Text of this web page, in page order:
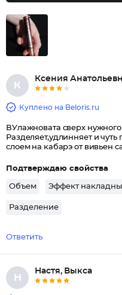
К
Куплено на Beloris.ru
ВУлажновата сверх
Разделяет,удлинняет и
слоем на кабарэ от вивьен
Подтверждаю свойства
Объем Эффект
Разделение
Ответить
Н
Настя, Выкса